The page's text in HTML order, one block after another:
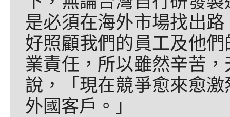
是必須在海外市場找出
好照顧我們的員工及他
業責任，所以雖然辛苦
說，「現在競爭愈來愈
外國客戶。」